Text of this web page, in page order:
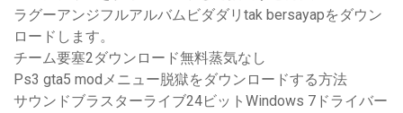
ラグーアンジフルアルバムビダダリtak bersayapをダウン
ロードします。
チーム要塞2ダウンロード無料蒸気なし
Ps3 gta5 modメニュー脱獄をダウンロードする方法
サウンドブラスターライブ24ビットWindows 7ドライバー